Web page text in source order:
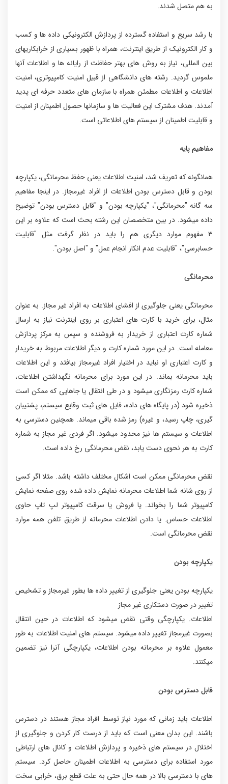
به هم متصل شدند.
با رشد سریع و استفاده گسترده از پردازش الکترونیکی داده ها و کسب
و کار الکترونیک از طریق اینترنت، همراه با ظهور بسیاری از خرابکاریهای
بین المللی، نیاز به روش های بهتر حفاظت از رایانه ها و اطلاعات آنها
ملموس گردید. رشته های دانشگاهی از قبیل امنیت کامپیوتری، امنیت
اطلاعات و اطلاعات مطمئن همراه با سازمان های متعدد حرفه ای پدید
آمدند. هدف مشترک این فعالیت ها و سازمانها حصول اطمینان از امنیت
و قابلیت اطمینان از سیستم های اطلاعاتی است.
مفاهیم پایه
همانگونه که تعریف شد، امنیت اطلاعات یعنی حفظ محرمانگی، یکپارچه
بودن و قابل دسترس بودن اطلاعات از افراد غیرمجاز. در اینجا مفاهیم
سه گانه "محرمانگی"، "یکپارچه بودن" و "قابل دسترس بودن" توضیح
داده میشود. در بین متخصصان این رشته بحث است که علاوه بر این
۳ مفهوم موارد دیگری هم را باید در نظر گرفت مثل "قابلیت
حسابرسی"، "قابلیت عدم انکار انجام عمل" و "اصل بودن".
محرمانگی
محرمانگی یعنی جلوگیری از افشای اطلاعات به افراد غیر مجاز. به عنوان
مثال، برای خرید با کارت های اعتباری بر روی اینترنت نیاز به ارسال
شماره کارت اعتباری از خریدار به فروشنده و سپس به مرکز پردازش
معامله است. در این مورد شماره کارت و دیگر اطلاعات مربوط به خریدار
و کارت اعتباری او نباید در اختیار افراد غیرمجاز بیافتد و این اطلاعات
باید محرمانه بماند. در این مورد برای محرمانه نگهداشتن اطلاعات،
شماره کارت رمزنگاری میشود و در طی انتقال یا جاهایی که ممکن است
ذخیره شود (در پایگاه های داده، فایل های ثبت وقایع سیستم، پشتیبان
گیری، چاپ رسید، و غیره) رمز شده باقی میماند. همچنین دسترسی به
اطلاعات و سیستم ها نیز محدود میشود. اگر فردی غیر مجاز به شماره
کارت به هر نحوی دست یابد، نقض محرمانگی رخ داده است.
نقض محرمانگی ممکن است اشکال مختلف داشته باشد. مثلا اگر کسی
از روی شانه شما اطلاعات محرمانه نمایش داده شده روی صفحه نمایش
کامپیوتر شما را بخواند. یا فروش یا سرقت کامپیوتر لپ تاپ حاوی
اطلاعات حساس. یا دادن اطلاعات محرمانه از طریق تلفن همه موارد
نقض محرمانگی است.
یکپارچه بودن
یکپارچه بودن یعنی جلوگیری از تغییر داده ها بطور غیرمجاز و تشخیص
تغییر در صورت دستکاری غیر مجاز
اطلاعات. یکپارچگی وقتی نقض میشود که اطلاعات در حین انتقال
بصورت غیرمجاز تغییر داده میشود. سیستم های امنیت اطلاعات به طور
معمول علاوه بر محرمانه بودن اطلاعات، یکپارچگی آنرا نیز تضمین
میکنند.
قابل دسترس بودن
اطلاعات باید زمانی که مورد نیاز توسط افراد مجاز هستند در دسترس
باشند. این بدان معنی است که باید از درست کار کردن و جلوگیری از
اختلال در سیستم های ذخیره و پردازش اطلاعات و کانال های ارتباطی
مورد استفاده برای دسترسی به اطلاعات اطمینان حاصل کرد. سیستم
های با دسترسی بالا در همه حال حتی به علت قطع برق، خرابی سخت